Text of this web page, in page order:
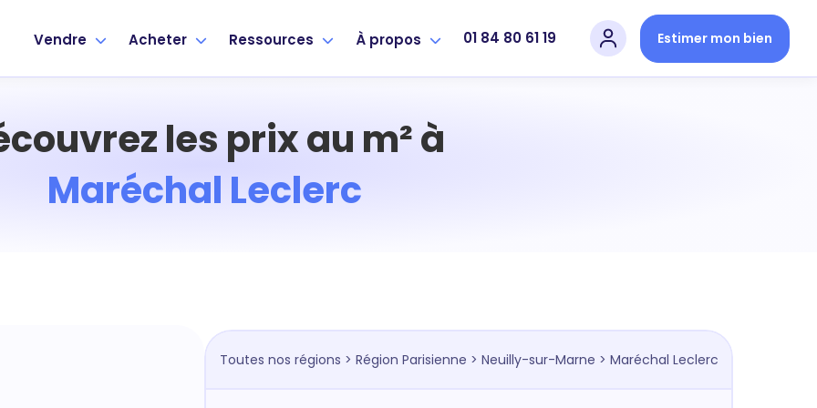
Vendre Acheter Ressources À propos 01 84 80 61 19 Estimer mon bien
les prix au m² à
Maréchal Leclerc
Toutes nos régions > Région Parisienne > Neuilly-sur-Marne > Maréchal Leclerc